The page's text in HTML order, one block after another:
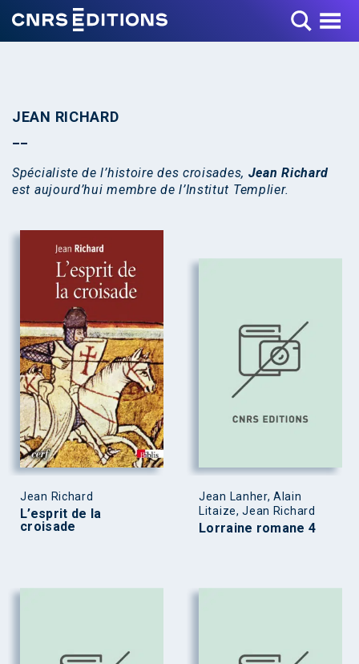
Toggle Menu
JEAN RICHARD
Spécialiste de l’histoire des croisades, Jean Richard
est aujourd’hui membre de l’Institut Templier.
Jean Richard
L’esprit de la
croisade
Jean Lanher, Alain
Litaize, Jean Richard
Lorraine romane 4